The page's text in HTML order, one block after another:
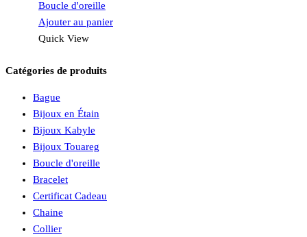
Boucle d'oreille
Ajouter au panier
Quick View
Catégories de produits
Bague
Bijoux en Étain
Bijoux Kabyle
Bijoux Touareg
Boucle d'oreille
Bracelet
Certificat Cadeau
Chaine
Collier